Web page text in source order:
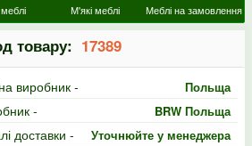
М'які меблі Меблі на замовлення
товару: 17389
виробник - Польща
- BRW Польща
доставки - Уточнюйте у менеджера